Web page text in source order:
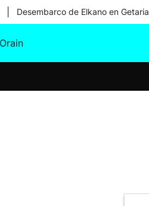
Desembarco de Elkano en Getaria